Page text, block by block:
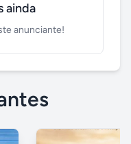
ainda
anunciante!